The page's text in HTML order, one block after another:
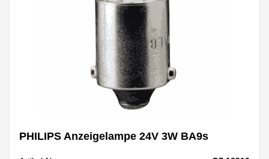
PHILIPS Anzeigelampe 24V 3W BA9s